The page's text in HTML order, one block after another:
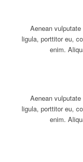
Aenean
ligula, porttitor eu,
enim.
Aenean
ligula, porttitor eu,
enim.